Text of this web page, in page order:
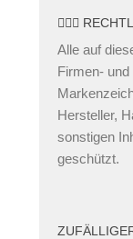
👨🏼‍⚖️
Alle auf
Firmen-
Hersteller,
sonstigen
geschützt.